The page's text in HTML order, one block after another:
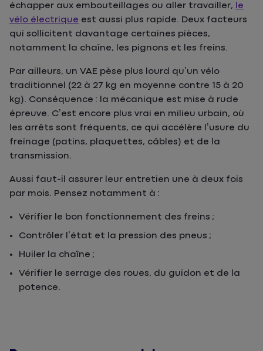
échapper aux embouteillages ou aller travailler, le
vélo électrique est aussi plus rapide. Deux facteurs
qui sollicitent davantage certaines pièces,
notamment la chaîne, les pignons et les freins.
Par ailleurs, un VAE pèse plus lourd qu’un vélo
traditionnel (22 à 27 kg en moyenne contre 15 à 20
kg). Conséquence : la mécanique est mise à rude
épreuve. C’est encore plus vrai en milieu urbain, où
les arrêts sont fréquents, ce qui accélère l’usure du
freinage (patins, plaquettes, câbles) et de la
transmission.
Aussi faut-il assurer leur entretien une à deux fois
par mois. Pensez notamment à :
Vérifier le bon fonctionnement des freins ;
Contrôler l’état et la pression des pneus ;
Huiler la chaîne ;
Vérifier le serrage des roues, du guidon et de la
potence.